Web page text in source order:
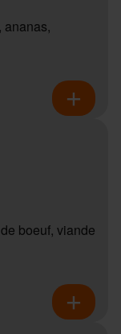
ananas,
boeuf, viande